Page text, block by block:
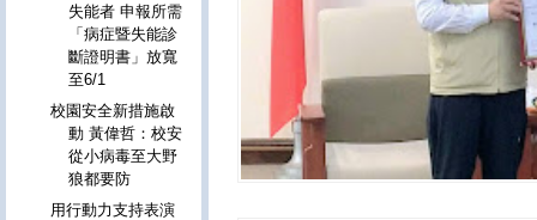
失能者 申報所需
「病症暨失能診
斷證明書」放寬
至6/1
校園安全新措施啟
動 黃偉哲：校安
從小病毒至大野
狼都要防
用行動力支持表演